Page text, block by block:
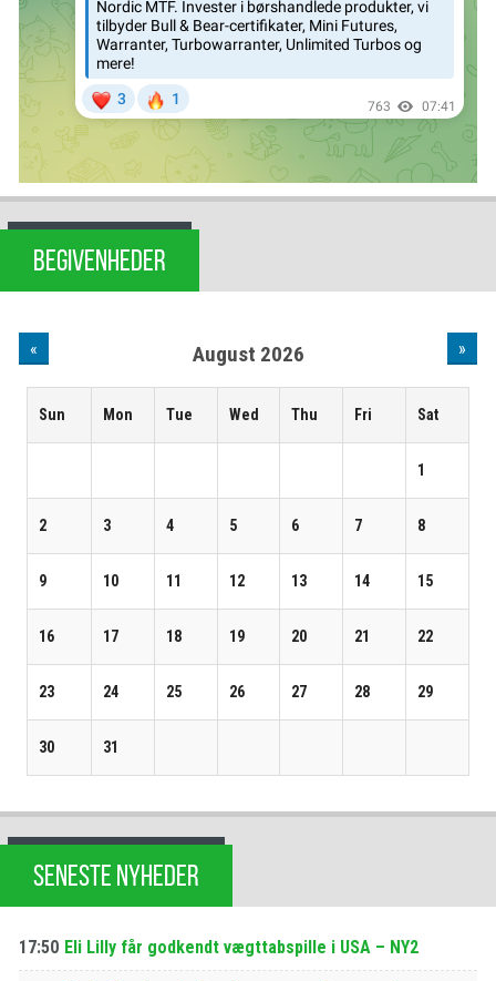
BEGIVENHEDER
« August 2026 »
Sun Mon Tue Wed Thu Fri Sat
1
2 3 4 5 6 7 8
9 10 11 12 13 14 15
16 17 18 19 20 21 22
23 24 25 26 27 28 29
30 31
SENESTE NYHEDER
17:50 Eli Lilly får godkendt vægttabspille i USA – NY2